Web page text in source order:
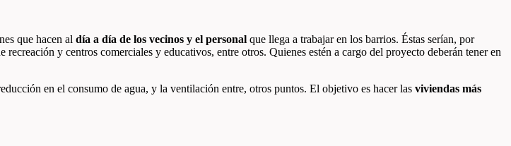
que hacen al día a día de los vecinos y el personal que llega a trabajar en los barrios. Éstas serían, por
y centros comerciales y educativos, entre otros. Quienes estén a cargo del proyecto deberán tener en
en el consumo de agua, y la ventilación entre, otros puntos. El objetivo es hacer las viviendas más